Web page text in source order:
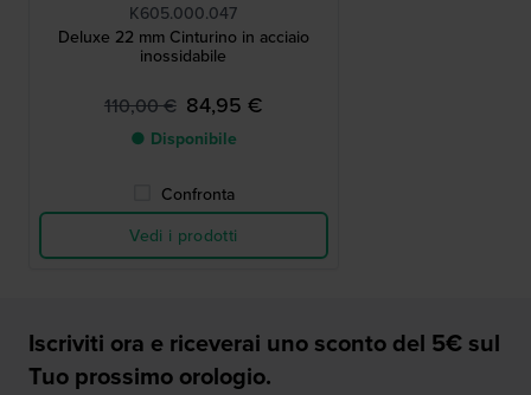
K605.000.047
Deluxe 22 mm Cinturino in acciaio
inossidabile
110,00 € 84,95 €
● Disponibile
Confronta
Vedi i prodotti
Iscriviti ora e riceverai uno sconto del 5€ sul
Tuo prossimo orologio.